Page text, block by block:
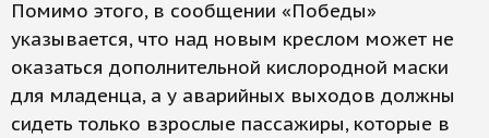
Помимо этого, в сообщении «Победы»
указывается, что над новым креслом может не
оказаться дополнительной кислородной маски
для младенца, а у аварийных выходов должны
сидеть только взрослые пассажиры, которые в